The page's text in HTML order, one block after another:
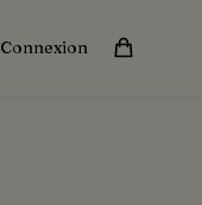
Connexion